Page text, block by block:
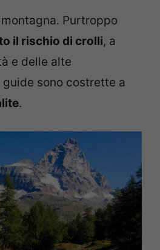
Purtroppo
il rischio di crolli, a
e delle alte
sono costrette a
.